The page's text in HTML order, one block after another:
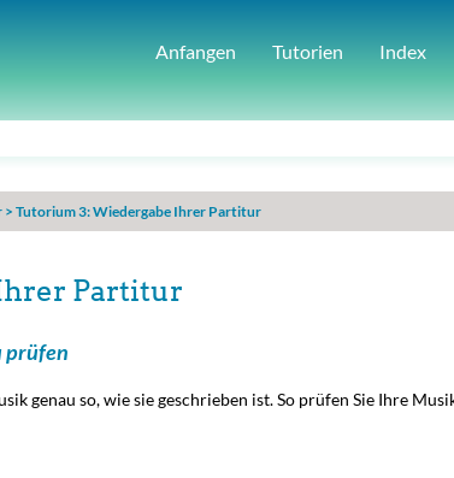
Anfangen Tutorien Index
>Tutorium 3: Wiedergabe Ihrer Partitur
Partitur
prüfen
genau so, wie sie geschrieben ist. So prüfen Sie Ihre